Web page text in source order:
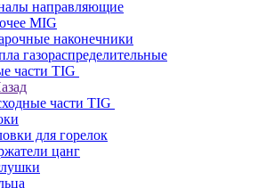
направляющие
MIG
наконечники
газораспределительные
части TIG
части TIG
для горелок
цанг